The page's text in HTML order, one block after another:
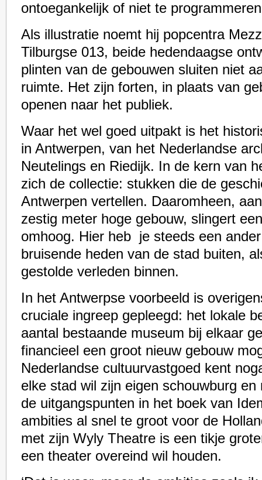
ontoegankelijk of niet te
Als illustratie noemt hij popcentra
Tilburgse 013, beide hedendaagse
plinten van de gebouwen sluiten niet
ruimte. Het zijn forten, in plaats van
openen naar het publiek.
Waar het wel goed uitpakt is het
in Antwerpen, van het Nederlandse
Neutelings en Riedijk. In de kern van
zich de collectie: stukken die de
Antwerpen vertellen. Daaromheen,
zestig meter hoge gebouw, slingert
omhoog. Hier heb je steeds een
bruisende heden van de stad buiten,
gestolde verleden binnen.
In het Antwerpse voorbeeld is
cruciale ingreep gepleegd: het lokale
aantal bestaande museum bij elkaar
financieel een groot nieuw gebouw
Nederlandse cultuurvastgoed kent
elke stad wil zijn eigen schouwburg
de uitgangspunten in het boek van
ambities al snel te groot voor de
met zijn Wyly Theatre is een tikje
een theater overeind wil houden.